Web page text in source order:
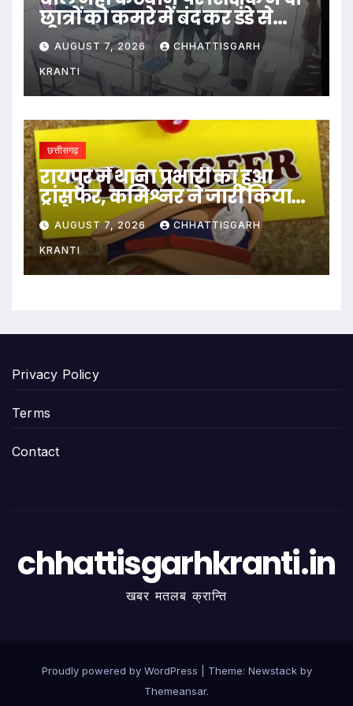
छात्रों को कमरे में बंद कर डंडे से
पीटा…
AUGUST 7, 2026 CHHATTISGARH
KRANTI
छत्तीसगढ़
रायपुर में थाना प्रभारी का हुआ
ट्रांसफर, कमिश्नर ने जारी किया
आदेश
AUGUST 7, 2026 CHHATTISGARH
KRANTI
Privacy Policy
Terms
Contact
chhattisgarhkranti.in
खबर मतलब क्रान्ति
Proudly powered by WordPress Theme: Newstackby
Themeansar.